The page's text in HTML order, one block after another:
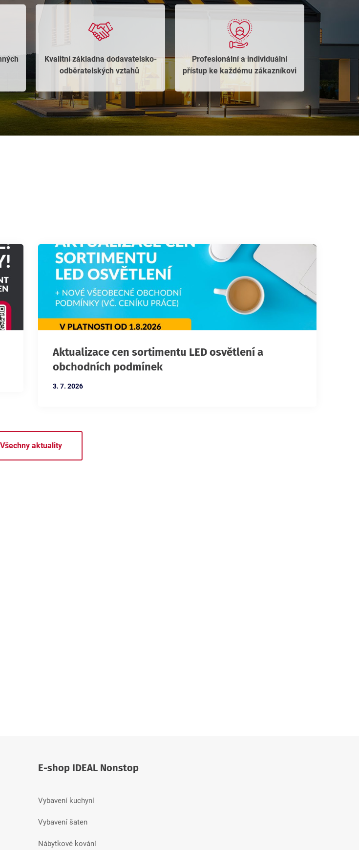
Kvalitní základna dodavatelsko-
odběratelských vztahů ​
Profesionální a individuální
přístup ke každému zákazníkovi​
Aktualizace cen sortimentu LED osvětlení a
obchodních podmínek
3. 7. 2026
Všechny aktuality
E-shop IDEAL Nonstop
Vybavení kuchyní
Vybavení šaten
Nábytkové kování